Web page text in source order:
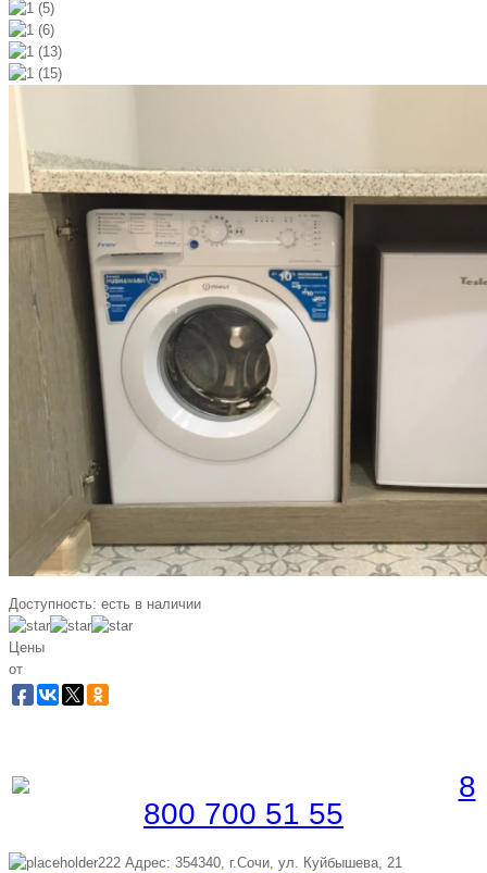
Доступность: есть в наличии
Цены
от
8
800 700 51 55
Адрес: 354340, г.Сочи, ул. Куйбышева, 21